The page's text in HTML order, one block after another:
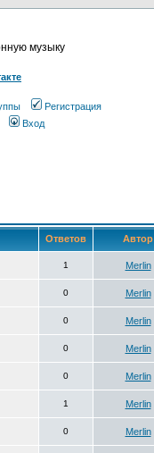
музыку
Регистрация
Вход
Ответов Автор
1 Merlin
0 Merlin
0 Merlin
0 Merlin
0 Merlin
1 Merlin
0 Merlin